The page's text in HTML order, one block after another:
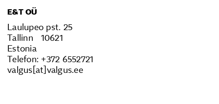
E&T OÜ
Laulupeo pst. 25
Tallinn 10621
Estonia
Telefon: +372 6552721
valgus[at]valgus.ee